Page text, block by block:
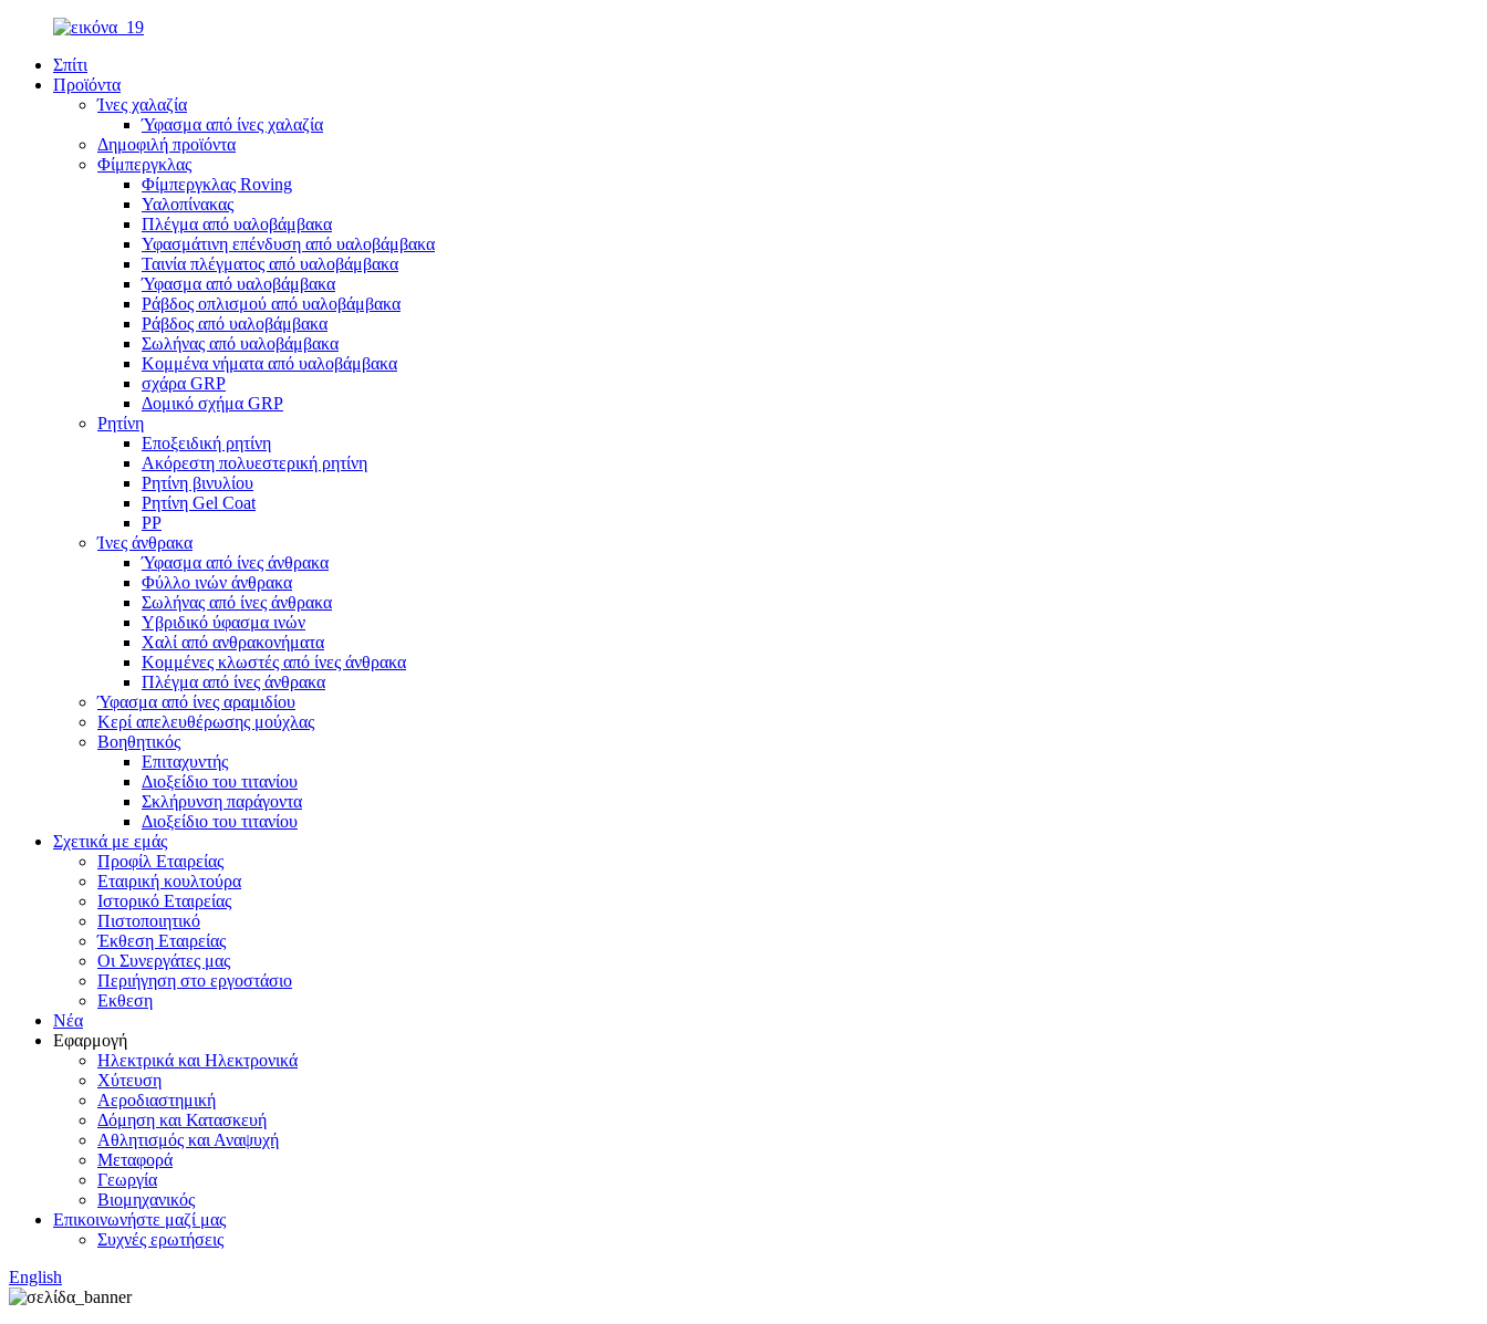
Σπίτι
Προϊόντα
Ίνες χαλαζία
Ύφασμα από ίνες χαλαζία
Δημοφιλή προϊόντα
Φίμπεργκλας
Φίμπεργκλας Roving
Υαλοπίνακας
Πλέγμα από υαλοβάμβακα
Υφασμάτινη επένδυση από υαλοβάμβακα
Ταινία πλέγματος από υαλοβάμβακα
Ύφασμα από υαλοβάμβακα
Ράβδος οπλισμού από υαλοβάμβακα
Ράβδος από υαλοβάμβακα
Σωλήνας από υαλοβάμβακα
Κομμένα νήματα από υαλοβάμβακα
σχάρα GRP
Δομικό σχήμα GRP
Ρητίνη
Εποξειδική ρητίνη
Ακόρεστη πολυεστερική ρητίνη
Ρητίνη βινυλίου
Ρητίνη Gel Coat
PP
Ίνες άνθρακα
Ύφασμα από ίνες άνθρακα
Φύλλο ινών άνθρακα
Σωλήνας από ίνες άνθρακα
Υβριδικό ύφασμα ινών
Χαλί από ανθρακονήματα
Κομμένες κλωστές από ίνες άνθρακα
Πλέγμα από ίνες άνθρακα
Ύφασμα από ίνες αραμιδίου
Κερί απελευθέρωσης μούχλας
Βοηθητικός
Επιταχυντής
Διοξείδιο του τιτανίου
Σκλήρυνση παράγοντα
Διοξείδιο του τιτανίου
Σχετικά με εμάς
Προφίλ Εταιρείας
Εταιρική κουλτούρα
Ιστορικό Εταιρείας
Πιστοποιητικό
Έκθεση Εταιρείας
Οι Συνεργάτες μας
Περιήγηση στο εργοστάσιο
Εκθεση
Νέα
Εφαρμογή
Ηλεκτρικά και Ηλεκτρονικά
Χύτευση
Αεροδιαστημική
Δόμηση και Κατασκευή
Αθλητισμός και Αναψυχή
Μεταφορά
Γεωργία
Βιομηχανικός
Επικοινωνήστε μαζί μας
Συχνές ερωτήσεις
English